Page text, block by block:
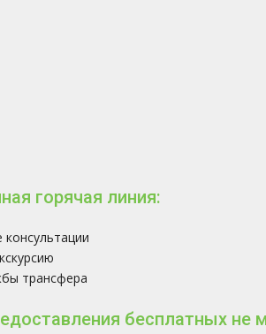
горячая линия:
консультации
трансфера
бесплатных не